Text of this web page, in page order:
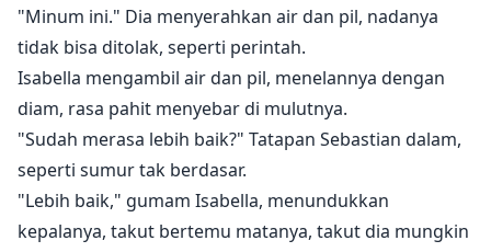
"Minum ini." Dia menyerahkan air dan pil, nadanya
tidak bisa ditolak, seperti perintah.
Isabella mengambil air dan pil, menelannya dengan
diam, rasa pahit menyebar di mulutnya.
"Sudah merasa lebih baik?" Tatapan Sebastian dalam,
seperti sumur tak berdasar.
"Lebih baik," gumam Isabella, menundukkan
kepalanya, takut bertemu matanya, takut dia mungkin